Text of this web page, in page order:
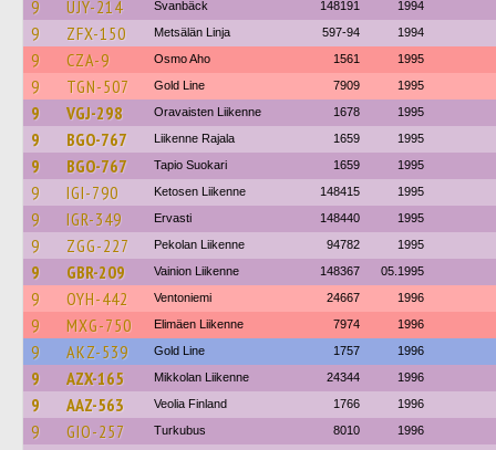
9 UJY-214 Svanbäck 148191 1994
9 ZFX-150 Metsälän Linja 597-94 1994
9 CZA-9 Osmo Aho 1561 1995
9 TGN-507 Gold Line 7909 1995
9 VGJ-298 Oravaisten Liikenne 1678 1995
9 BGO-767 Liikenne Rajala 1659 1995
9 BGO-767 Tapio Suokari 1659 1995
9 IGI-790 Ketosen Liikenne 148415 1995
9 IGR-349 Ervasti 148440 1995
9 ZGG-227 Pekolan Liikenne 94782 1995
9 GBR-209 Vainion Liikenne 148367 05.1995
9 OYH-442 Ventoniemi 24667 1996
9 MXG-750 Elimäen Liikenne 7974 1996
9 AKZ-539 Gold Line 1757 1996
9 AZX-165 Mikkolan Liikenne 24344 1996
9 AAZ-563 Veolia Finland 1766 1996
9 GIO-257 Turkubus 8010 1996